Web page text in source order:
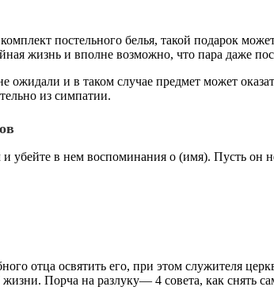
постельного белья, такой подарок
жизнь и вполне возможно, что пара даже
и в таком случае предмет может
из симпатии.
в нем воспоминания о (имя). Пусть он
отца освятить его, при этом служителя
Порча на разлуку— 4 совета, как снять